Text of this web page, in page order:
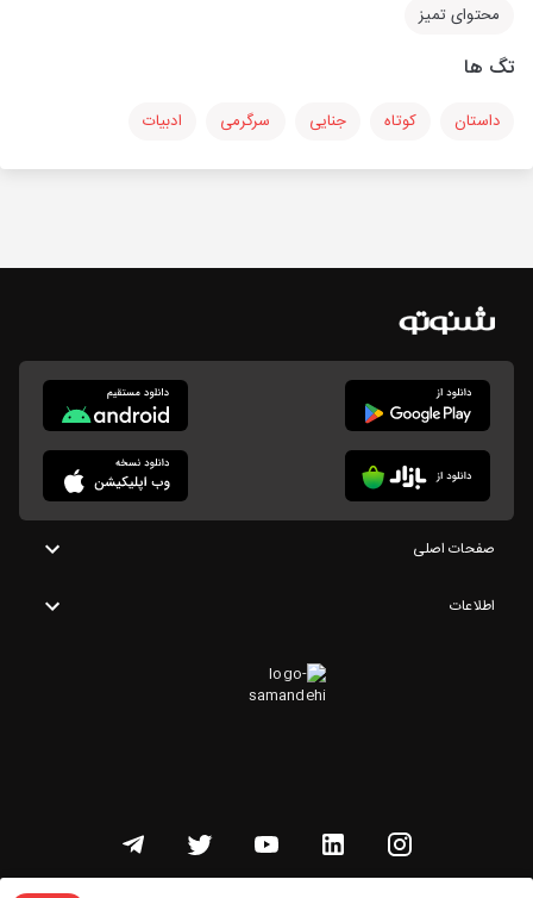
محتوای تمیز
تگ ها
داستان کوتاه جنایی سرگرمی ادبیات
صفحات اصلی
اطلاعات